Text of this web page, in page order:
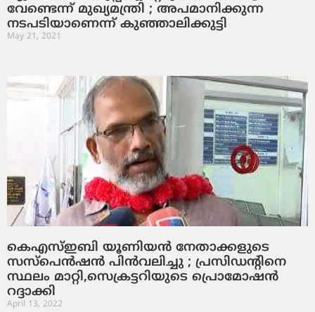
വേണ്ടെന്ന് മുഖ്യമന്ത്രി ; അപമാനിക്കുന്ന
നടപടിയാണെന്ന് കുഞ്ഞാലിക്കുട്ടി
May 21, 2021
കെഎസ്ഇബി യൂണിയന്‍ നേതാക്കളുടെ
സസ്പെന്‍ഷന്‍ പിന്‍വലിച്ചു ; പ്രസിഡന്റിനെ
സ്ഥലം മാറ്റി,സെക്രട്ടറിയുടെ പ്രൊമോഷന്‍
റദ്ദാക്കി
April 13, 2022